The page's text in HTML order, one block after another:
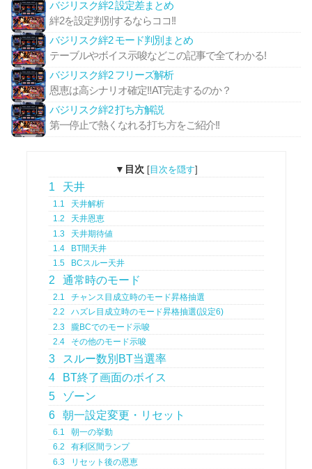
バジリスク絆2 設定差まとめ
絆2を設定判別するならココ!!
バジリスク絆2 モード判別まとめ
テーブルやボイス示唆などこの記事で全てわかる!
バジリスク絆2 フリーズ解析
恩恵は高シナリオ確定‼︎AT完走するのか？
バジリスク絆2 打ち方解説
第一停止で熱くなれる打ち方をご紹介!!
▼目次 目次を隠す
1 天井
1.1
天井解析
1.2
天井恩恵
1.3
天井期待値
1.4
BT間天井
1.5
BCスルー天井
2 通常時のモード
2.1
チャンス目成立時のモード昇格抽選
2.2
ハズレ目成立時のモード昇格抽選(設定6)
2.3
朧BCでのモード示唆
2.4
その他のモード示唆
3
スルー数別BT当選率
4
BT終了画面のボイス
5
ゾーン
6
朝一設定変更・リセット
6.1
朝一の挙動
6.2
有利区間ランプ
6.3
リセット後の恩恵